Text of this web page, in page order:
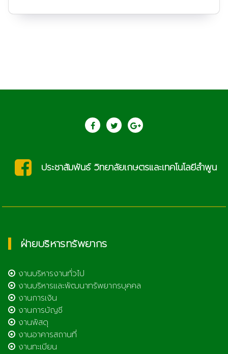
ยีลำพูน saraban@lcat.ac.th
ฝ่ายบริหารทรัพยากร
งานบริหารงานทั่วไป
งานบริหารและพัฒนาทรัพยากรบุคคล
งานการเงิน
งานการบัญชี
งานพัสดุ
งานอาคารสถานที่
งานทะเบียน